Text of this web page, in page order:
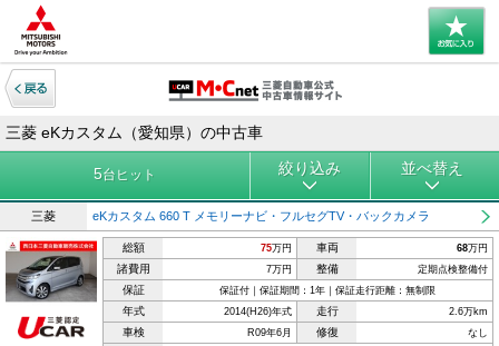
三菱 eKカスタム（愛知県）の中古車
5台ヒット 絞り込み 並べ替え
三菱 eKカスタム 660 T メモリーナビ・フルセグTV・バックカメラ
総額 75万円 車両 68万円
諸費用 7万円 整備 定期点検整備付
保証 保証付｜保証期間：1年｜保証走行距離：無制限
年式 2014(H26)年式 走行 2.6万km
車検 R09年6月 修復 なし